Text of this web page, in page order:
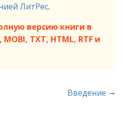
ЛитРес.
версию книги в
TXT, HTML, RTF и
Введение →